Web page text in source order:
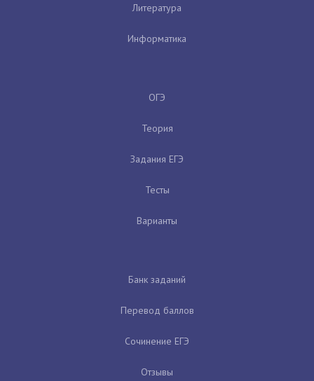
Литература
Информатика
ОГЭ
Теория
Задания ЕГЭ
Тесты
Варианты
Банк заданий
Перевод баллов
Сочинение ЕГЭ
Отзывы